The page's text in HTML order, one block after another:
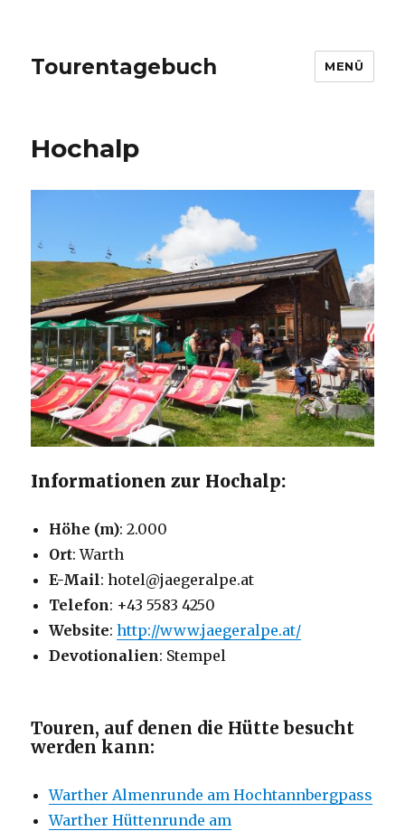
Tourentagebuch MENÜ
Hochalp
Informationen zur Hochalp:
Höhe (m): 2.000
Ort: Warth
E-Mail: hotel@jaegeralpe.at
Telefon: +43 5583 4250
Website:http://www.jaegeralpe.at/
Devotionalien: Stempel
Touren, auf denen die Hütte besucht
werden kann:
Warther Almenrunde am Hochtannbergpass
Warther Hüttenrunde am